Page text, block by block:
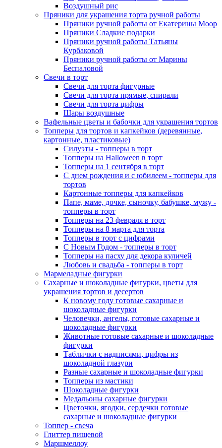
Воздушный рис
Пряники для украшения торта ручной работы
Пряники ручной работы от Екатерины Моор
Пряники Сладкие подарки
Пряники ручной работы Татьяны
Курбаковой
Пряники ручной работы от Марины
Беспаловой
Свечи в торт
Свечи для торта фигурные
Свечи для торта прямые, спирали
Свечи для торта цифры
Шары воздушные
Вафельные цветы и бабочки для украшения тортов
Топперы для тортов и капкейков (деревянные,
картонные, пластиковые)
Силуэты - топперы в торт
Топперы на Halloween в торт
Топперы на 1 сентября в торт
С днем рождения и с юбилеем - топперы для
тортов
Картонные топперы для капкейков
Папе, маме, дочке, сыночку, бабушке, мужу -
топперы в торт
Топперы на 23 февраля в торт
Топперы на 8 марта для торта
Топперы в торт с цифрами
С Новым Годом - топперы в торт
Топперы на пасху для декора куличей
Любовь и свадьба - топперы в торт
Мармеладные фигурки
Сахарные и шоколадные фигурки, цветы для
украшения тортов и десертов
К новому году готовые сахарные и
шоколадные фигурки
Человечки, ангелы, готовые сахарные и
шоколадные фигурки
Животные готовые сахарные и шоколадные
фигурки
Таблички с надписями, цифры из
шоколадной глазури
Разные сахарные и шоколадные фигурки
Топперы из мастики
Шоколадные фигурки
Медальоны сахарные фигурки
Цветочки, ягодки, сердечки готовые
сахарные и шоколадные фигурки
Топпер - свеча
Глиттер пищевой
Маршмеллоу